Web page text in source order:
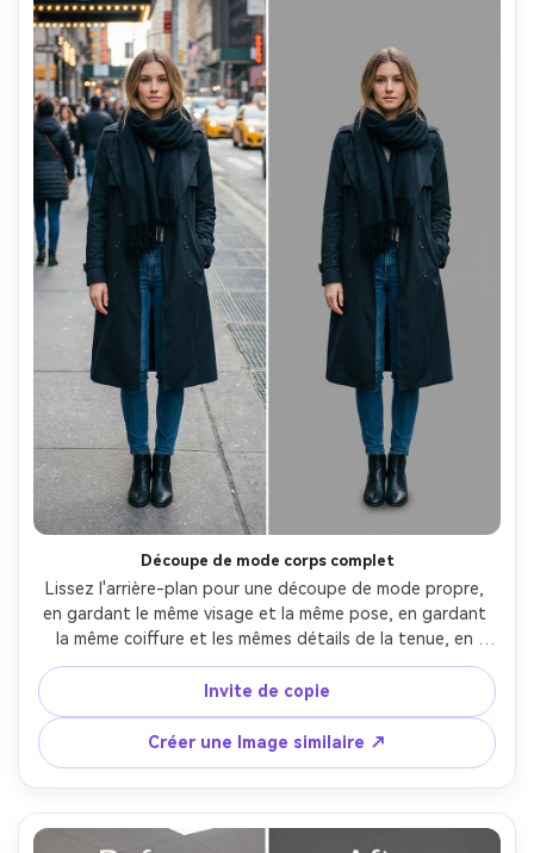
Découpe de mode corps complet
Lissez l'arrière-plan pour une découpe de mode propre,
en gardant le même visage et la même pose, en gardant
la même coiffure et les mêmes détails de la tenue, en
préservant l'éclairage original et les ombres naturelles sur
la tenue, protéger les coutures de la tenue, les bords des
chaussures et la texture du tissu- -ar 4:5
Invite de copie
Créer une Image similaire ↗